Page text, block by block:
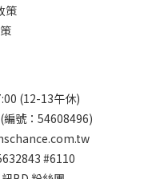
策
(12-13午休)
編號：54608496)
#6110